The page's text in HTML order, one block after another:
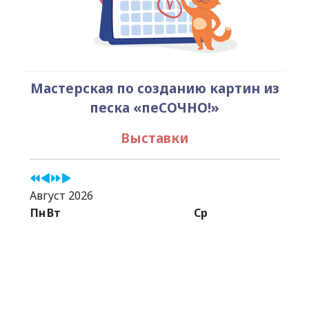
Мастерская по созданию картин из
песка «пеСОЧНО!»
Выставки
Август 2026
ПнВт Ср